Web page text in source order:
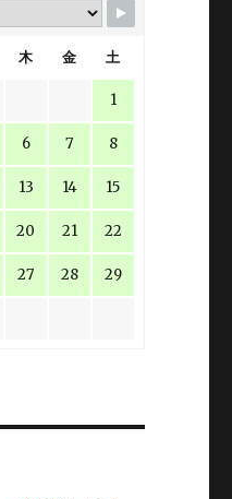
木 金 土
1
6 7 8
13 14 15
20 21 22
27 28 29